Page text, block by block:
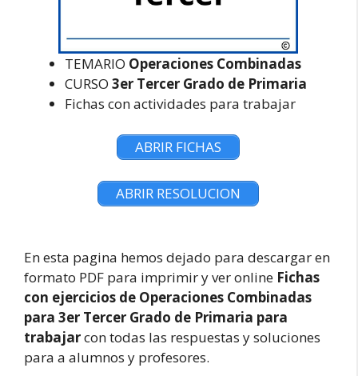
TEMARIO Operaciones Combinadas
CURSO 3er Tercer Grado de Primaria
Fichas con actividades para trabajar
ABRIR FICHAS
ABRIR RESOLUCION
En esta pagina hemos dejado para descargar en
formato PDF para imprimir y ver online Fichas
con ejercicios de Operaciones Combinadas
para 3er Tercer Grado de Primaria para
trabajarcon todas las respuestas y soluciones
para a alumnos y profesores.